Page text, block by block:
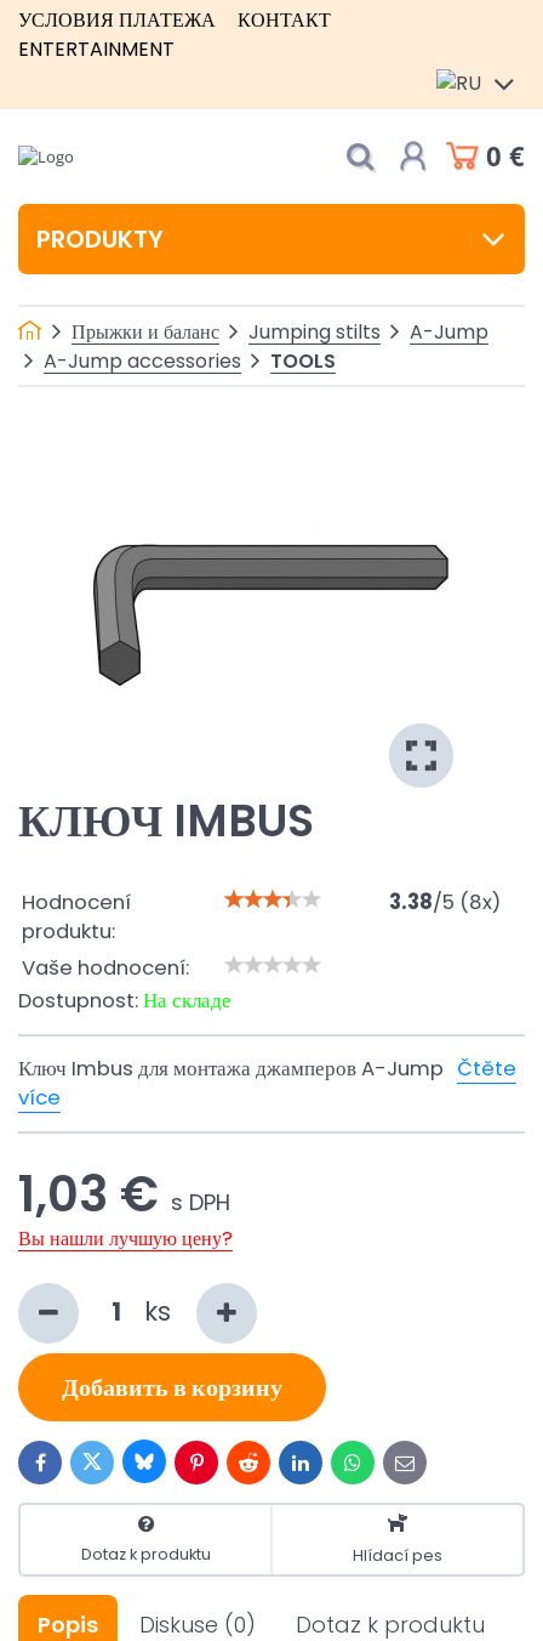
УСЛОВИЯ ПЛАТЕЖА
КОНТАКТ
ENTERTAINMENT
0 €
PRODUKTY
Прыжки и баланс Jumping stilts
A-Jump
A-Jump accessories
TOOLS
КЛЮЧ IMBUS
Hodnocení
produktu:
3.38/5 (8x)
Vaše hodnocení:
Dostupnost:На складе
Ключ Imbus для монтажа джамперов A-Jump Čtěte
více
1,03 € s DPH
Вы нашли лучшую цену?
ks
Добавить в корзину
FacebookTwitterBlueskyPinterestRedditLinkedInWhatsApp
E-
mail
Dotaz k produktu Hlídací pes
Popis Diskuse (0) Dotaz k produktu